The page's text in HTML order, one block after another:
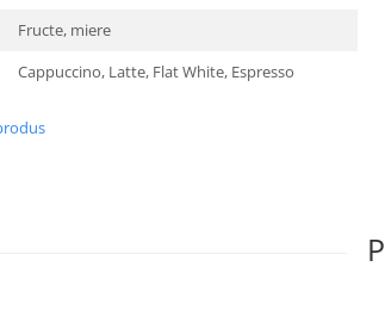
Fructe, miere
Cappuccino, Latte, Flat White, Espresso